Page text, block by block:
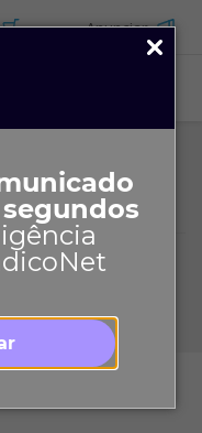
Anunciar
por